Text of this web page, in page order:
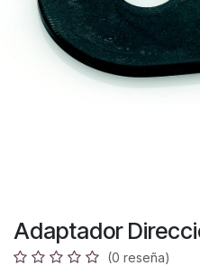
Adaptador
(0 reseña)